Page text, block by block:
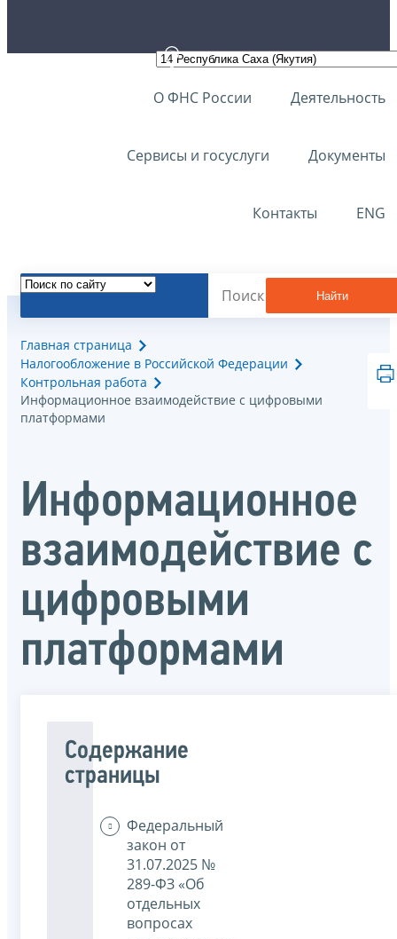
О ФНС России Деятельность
Сервисы и госуслуги Документы
Контакты ENG
Найти
Главная страница
Налогообложение в Российской Федерации
Контрольная работа
Информационное взаимодействие с цифровыми
платформами
Информационное
взаимодействие с
цифровыми
платформами
Содержание
страницы
Федеральный
закон от
31.07.2025 №
289-ФЗ «Об
отдельных
вопросах